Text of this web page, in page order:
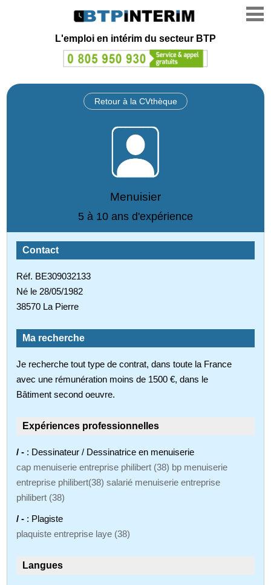
L'emploi en intérim du secteur BTP
Retour à la CVthèque
Menuisier
5 à 10 ans d'expérience
Contact
Réf. BE309032133
Né le 28/05/1982
38570 La Pierre
Ma recherche
Je recherche tout type de contrat, dans toute la France
avec une rémunération moins de 1500 €, dans le
Bâtiment second oeuvre.
Expériences professionnelles
/ - : Dessinateur / Dessinatrice en menuiserie
cap menuiserie entreprise philibert (38) bp menuiserie
entreprise philibert(38) salarié menuiserie entreprise
philibert (38)
/ - : Plagiste
plaquiste entreprise laye (38)
Langues